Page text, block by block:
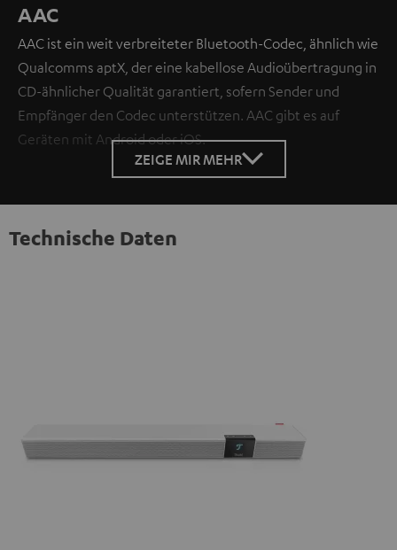
AAC
AAC ist ein weit verbreiteter Bluetooth-Codec, ähnlich wie
Qualcomms aptX, der eine kabellose Audioübertragung in
CD-ähnlicher Qualität garantiert, sofern Sender und
Empfänger den Codec unterstützen. AAC gibt es auf
Geräten mit Android oder iOS.
ZEIGE MIR MEHR
Technische Daten